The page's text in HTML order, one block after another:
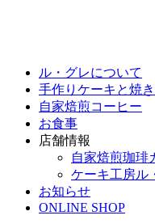
ル・グレについて
手作りケーキと焼
自家焙煎コーヒー
お食事
店舗情報
自家焙煎珈琲
ケーキ工房ル
お知らせ
ONLINE SHOP